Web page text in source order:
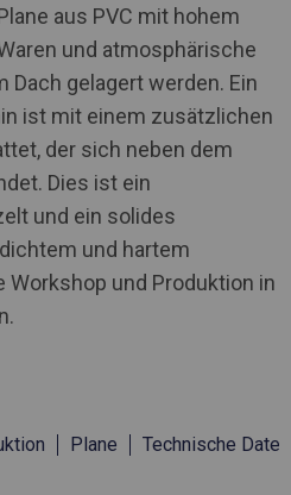
aus PVC mit hohem
und atmosphärische
Dach gelagert werden. Ein
ist mit einem zusätzlichen
der sich neben dem
Dies ist ein
und ein solides
und hartem
Workshop und Produktion in
Plane Technische Daten